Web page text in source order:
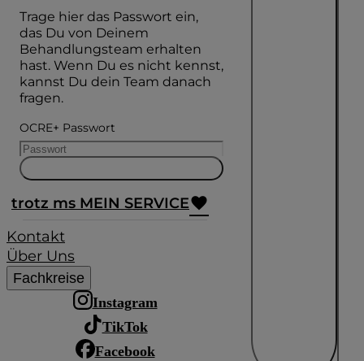
Trage hier das Passwort ein,
das Du von Deinem
Behandlungsteam erhalten
hast. Wenn Du es nicht kennst,
kannst Du dein Team danach
fragen.
OCRE+ Passwort
trotz ms MEIN SERVICE
Kontakt
Über Uns
Fachkreise
Instagram
TikTok
Facebook